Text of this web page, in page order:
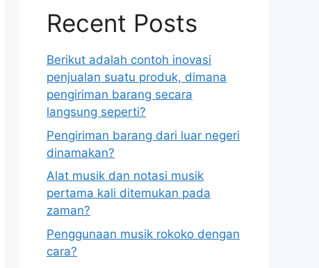
Recent Posts
Berikut adalah contoh inovasi
penjualan suatu produk, dimana
pengiriman barang secara
langsung seperti?
Pengiriman barang dari luar negeri
dinamakan?
Alat musik dan notasi musik
pertama kali ditemukan pada
zaman?
Penggunaan musik rokoko dengan
cara?